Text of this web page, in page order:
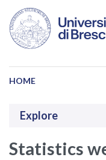
Skip to main content
HOME
Explore
Statistics